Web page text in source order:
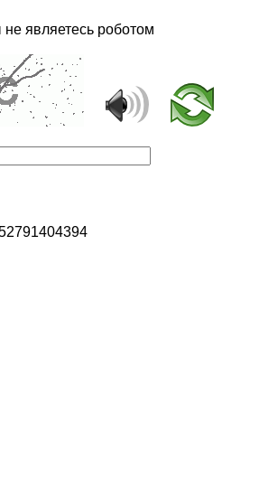
являетесь роботом